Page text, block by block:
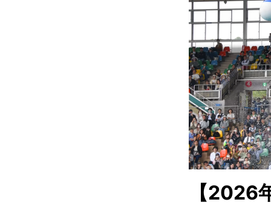
【2026